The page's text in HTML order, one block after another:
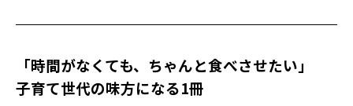
「時間がなくても、ちゃんと食べさせたい」
子育て世代の味方になる1冊